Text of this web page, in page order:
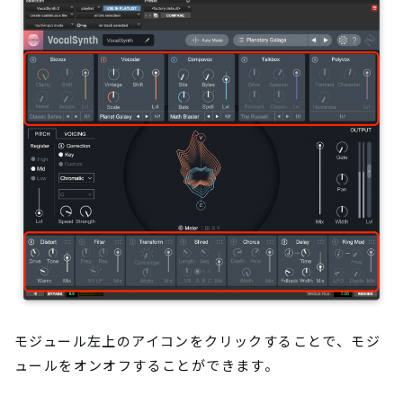
モジュール左上のアイコンをクリックすることで、モジ
ュールをオンオフすることができます。